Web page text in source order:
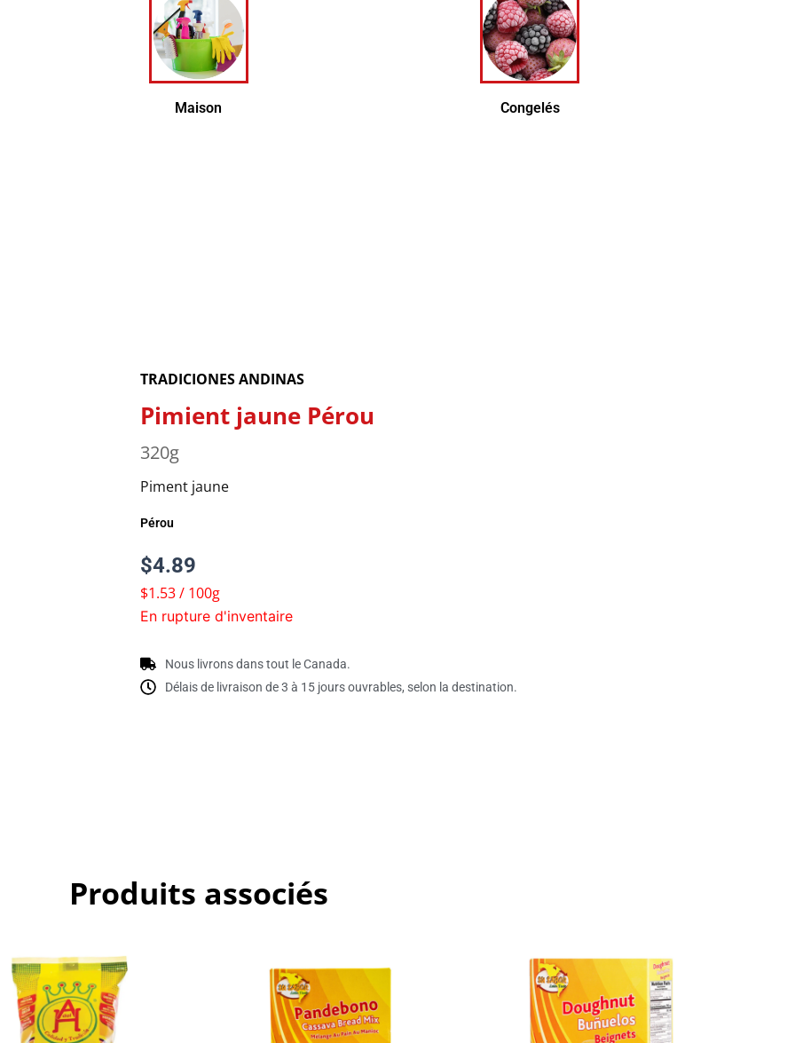
Maison Congelés
TRADICIONES ANDINAS
Pimient jaune Pérou
320g
Piment jaune
Pérou
$4.89
$1.53 / 100g
En rupture d'inventaire
Nous livrons dans tout le Canada.
Délais de livraison de 3 à 15 jours ouvrables, selon la destination.
Produits associés